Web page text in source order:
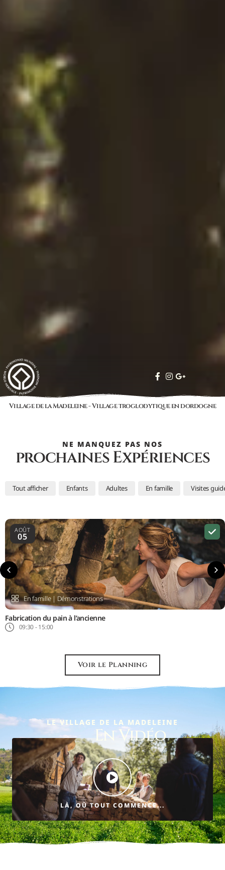
Village de la Madeleine - Village troglodytique en dordogne
NE MANQUEZ PAS NOS
prochaines Expériences
Tout afficher Enfants Adultes En famille Visites
AOÛT
05
En famille| Démonstrations
Fabrication du pain à l’ancienne
09:30 - 15:00
Voir le Planning
LE VILLAGE DE LA MADELEINE
En Vidéo
LÀ, OÙ TOUT COMMENCE...